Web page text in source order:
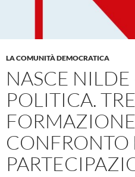
LA COMUNITÀ DEMOCRATICA
NASCE
POLITICA.
CONFRONTO